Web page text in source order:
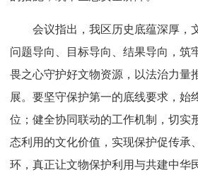
会议指出，我区历史底蕴深厚，
问题导向、目标导向、结果导向，筑
畏之心守护好文物资源，以法治力量
展。要坚守保护第一的底线要求，始
位；健全协同联动的工作机制，切实
态利用的文化价值，实现保护促传承
环，真正让文物保护利用与共建中华